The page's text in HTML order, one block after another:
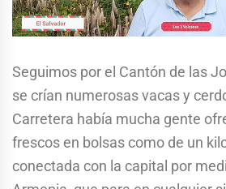
Seguimos por el Cantón de las
se crían numerosas vacas y
Carretera había mucha gente
frescos en bolsas como de un
conectada con la capital por